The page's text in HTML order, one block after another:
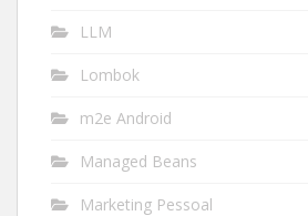
LLM
Lombok
m2e Android
Managed Beans
Marketing Pessoal